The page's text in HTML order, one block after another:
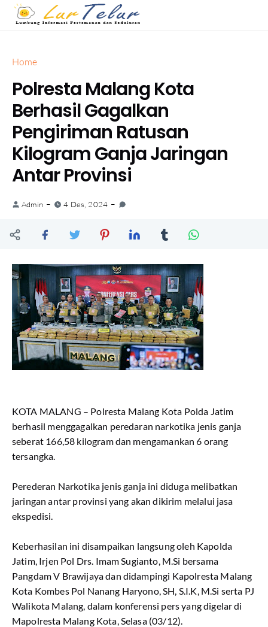
Home
Polresta Malang Kota
Berhasil Gagalkan
Pengiriman Ratusan
Kilogram Ganja Jaringan
Antar Provinsi
Admin 4 Des, 2024
KOTA MALANG – Polresta Malang Kota Polda Jatim
berhasil menggagalkan peredaran narkotika jenis ganja
seberat 166,58 kilogram dan mengamankan 6 orang
tersangka.
Perederan Narkotika jenis ganja ini diduga melibatkan
jaringan antar provinsi yang akan dikirim melalui jasa
ekspedisi.
Keberhasilan ini disampaikan langsung oleh Kapolda
Jatim, Irjen Pol Drs. Imam Sugianto, M.Si bersama
Pangdam V Brawijaya dan didampingi Kapolresta Malang
Kota Kombes Pol Nanang Haryono, SH, S.I.K, M.Si serta PJ
Walikota Malang, dalam konferensi pers yang digelar di
Mapolresta Malang Kota, Selasa (03/12).